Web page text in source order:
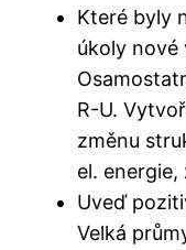
Které byly
úkoly nové
R-U.
změnu
el.
Uveď
Velká